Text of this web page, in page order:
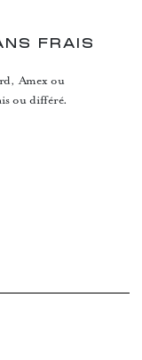
FRAIS
Amex ou
ou différé.